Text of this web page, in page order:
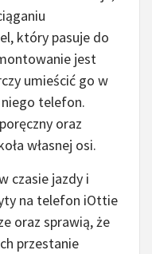
który pasuje do
jest
umieścić go w
telefon.
oraz
własnej osi.
czasie jazdy i
na telefon iOttie
oraz sprawią, że
przestanie